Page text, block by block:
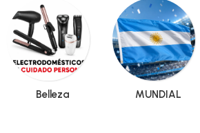
Belleza MUNDIAL